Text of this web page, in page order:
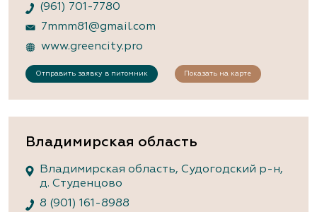
(961) 701-7780
7mmm81@gmail.com
www.greencity.pro
Отправить заявку в питомник Показать на карте
Владимирская область
Владимирская область, Судогодский р-н,
д. Студенцово
8 (901) 161-8988